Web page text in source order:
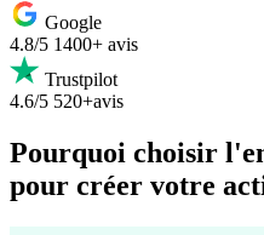
Google
4.8/5 1400+ avis
Trustpilot
4.6/5 520+avis
Pourquoi choisir
pour créer votre